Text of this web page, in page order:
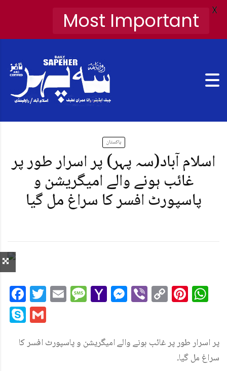
پاکستان
اسلام آباد(سہ پہر) پر اسرار طور پر
غائب ہونے والے امیگریشن و
پاسپورٹ افسر کا سراغ مل گیا
Facebook
Twitter
EmailMessage
Yahoo
Mail
Messenger
ViberCopy
Link
Skype
پر اسرار طور پر غائب ہونے والے امیگریشن و پاسپورٹ افسر کا
سراغ مل گیا۔
Most Important X